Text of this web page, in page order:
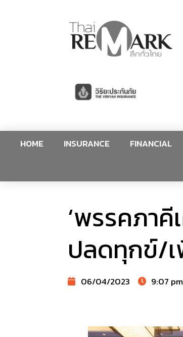
HOME INSURANCE FINANCIAL
‘พรรคภาคี
ปลดทุกข์/
06/04/2023 9:07 pm